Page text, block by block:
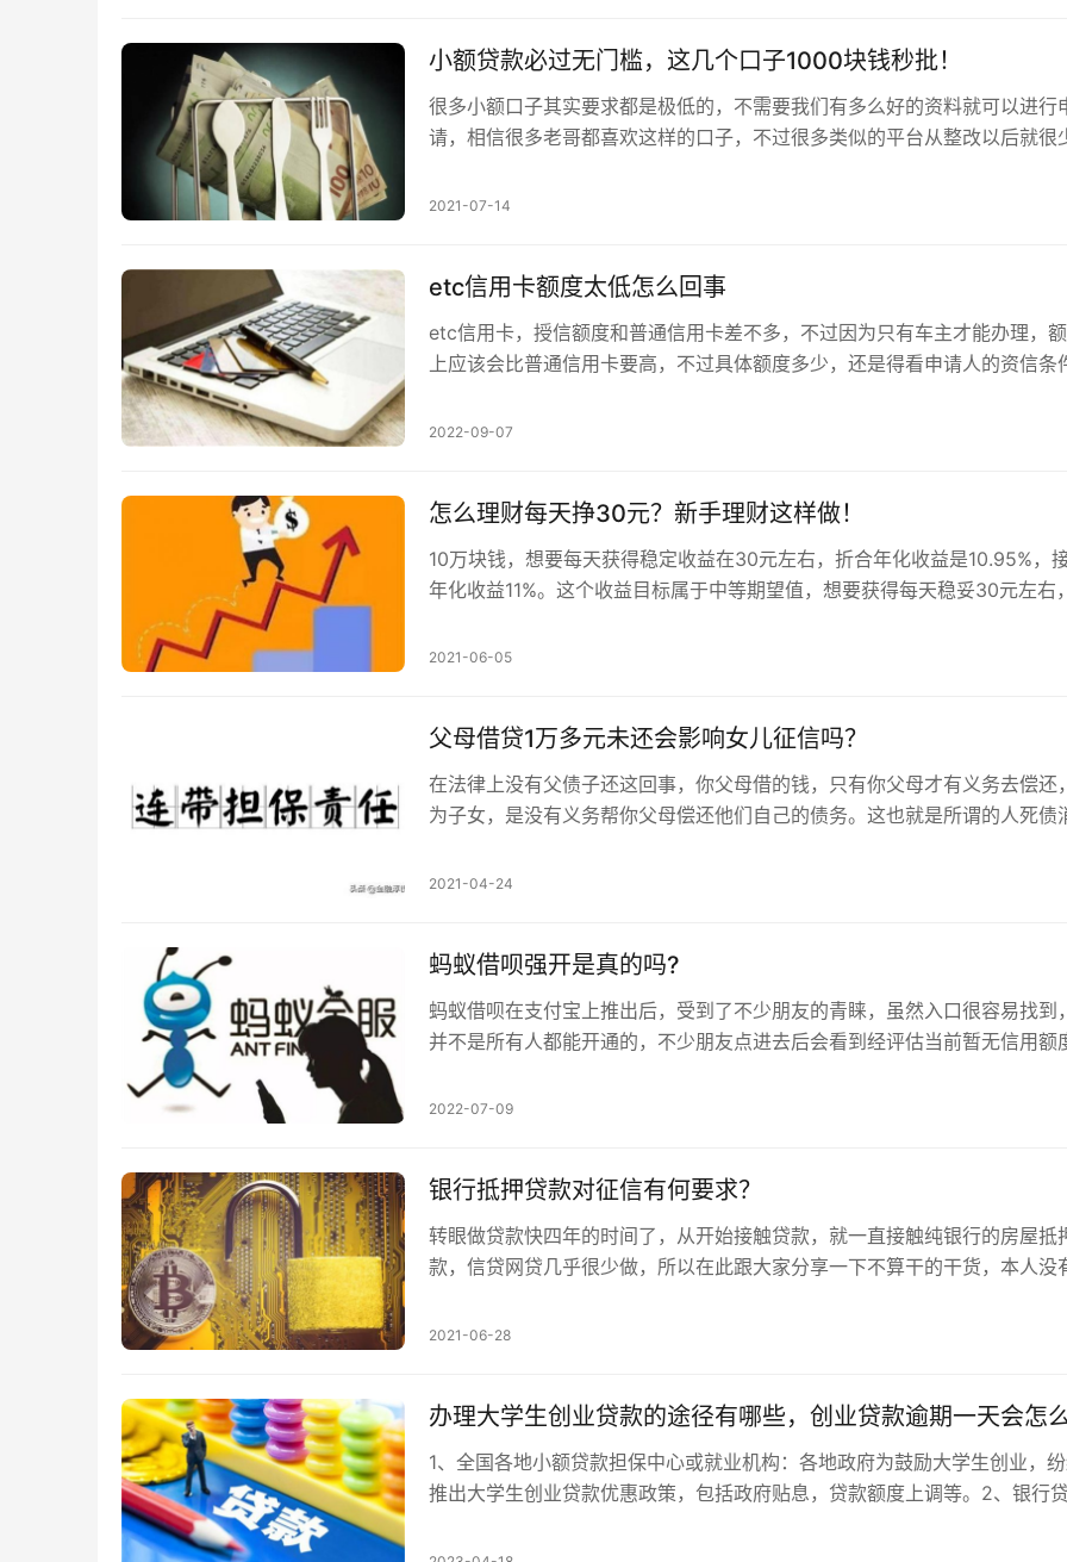
小额贷款必过无门槛，这几个口子1000块钱秒批！
很多小额口子其实要求都是极低的，不需要我们有多么好的资料就可以进行
请，相信很多老哥都喜欢这样的口子，不过很多类似的平台从整改以后就很
2021-07-14
etc信用卡额度太低怎么回事
etc信用卡，授信额度和普通信用卡差不多，不过因为只有车主才能办理，
上应该会比普通信用卡要高，不过具体额度多少，还是得看申请人的资信条
点，信用卡能否提额是由银行根据持卡人的用卡行为、资信条件来进行...
2022-09-07
怎么理财每天挣30元？新手理财这样做！
10万块钱，想要每天获得稳定收益在30元左右，折合年化收益是10.95%，
年化收益11%。这个收益目标属于中等期望值，想要获得每天稳妥30元左右
2021-06-05
父母借贷1万多元未还会影响女儿征信吗？
在法律上没有父债子还这回事，你父母借的钱，只有你父母才有义务去偿还
为子女，是没有义务帮你父母偿还他们自己的债务。这也就是所谓的人死债
2021-04-24
蚂蚁借呗强开是真的吗?
蚂蚁借呗在支付宝上推出后，受到了不少朋友的青睐，虽然入口很容易找到
并不是所有人都能开通的，不少朋友点进去后会看到经评估当前暂无信用额
2022-07-09
银行抵押贷款对征信有何要求？
转眼做贷款快四年的时间了，从开始接触贷款，就一直接触纯银行的房屋抵
款，信贷网贷几乎很少做，所以在此跟大家分享一下不算干的干货，本人没
2021-06-28
办理大学生创业贷款的途径有哪些，创业贷款逾期一天会怎
1、全国各地小额贷款担保中心或就业机构：各地政府为鼓励大学生创业，
推出大学生创业贷款优惠政策，包括政府贴息，贷款额度上调等。2、银行贷
通过抵押方式、质押方式、保证方式等获取贷款;3、小额贷款公司或担...